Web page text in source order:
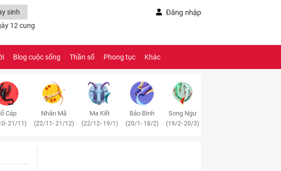
sinh Đăng nhập
12 cung
Blog cuộc sống Thần số Phong tục Khác
Cáp
21/11)
Nhân Mã
(22/11- 21/12)
Ma Kết
(22/12- 19/1)
Bảo Bình
(20/1- 18/2)
Song Ngư
(19/2- 20/3)